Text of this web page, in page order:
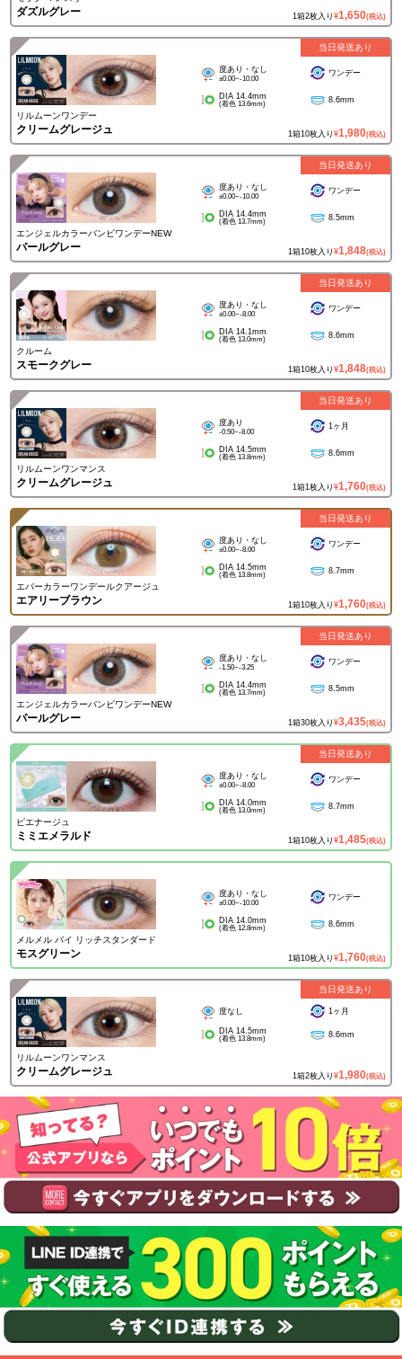
ダズルグレー 1箱2枚入り ¥1,650(税込)
リルムーンワンデー
クリームグレージュ
度あり・なし
±0.00~-10.00
ワンデー
DIA 14.4mm
(着色 13.6mm) 8.6mm
1箱10枚入り ¥1,980(税込)
当日発送あり
エンジェルカラーバンビワンデーNEW
パールグレー
度あり・なし
±0.00~-10.00
ワンデー
DIA 14.4mm
(着色 13.7mm) 8.5mm
1箱10枚入り ¥1,848(税込)
当日発送あり
クルーム
スモークグレー
度あり・なし
±0.00~-8.00
ワンデー
DIA 14.1mm
(着色 13.0mm) 8.6mm
1箱10枚入り ¥1,848(税込)
当日発送あり
リルムーンワンマンス
クリームグレージュ
度あり
-0.50~-8.00
1ヶ月
DIA 14.5mm
(着色 13.8mm) 8.6mm
1箱1枚入り ¥1,760(税込)
当日発送あり
エバーカラーワンデールクアージュ
エアリーブラウン
度あり・なし
±0.00~-8.00
ワンデー
DIA 14.5mm
(着色 13.8mm) 8.7mm
1箱10枚入り ¥1,760(税込)
当日発送あり
エンジェルカラーバンビワンデーNEW
パールグレー
度あり・なし
-1.50~-3.25
ワンデー
DIA 14.4mm
(着色 13.7mm) 8.5mm
1箱30枚入り ¥3,435(税込)
当日発送あり
ピエナージュ
ミミエメラルド
度あり・なし
±0.00~-8.00
ワンデー
DIA 14.0mm
(着色 13.0mm) 8.7mm
1箱10枚入り ¥1,485(税込)
当日発送あり
メルメル バイ リッチスタンダード
モスグリーン
度あり・なし
±0.00~-10.00
ワンデー
DIA 14.0mm
(着色 12.8mm) 8.6mm
1箱10枚入り ¥1,760(税込)
リルムーンワンマンス
クリームグレージュ
度なし 1ヶ月
DIA 14.5mm
(着色 13.8mm) 8.6mm
1箱2枚入り ¥1,980(税込)
当日発送あり